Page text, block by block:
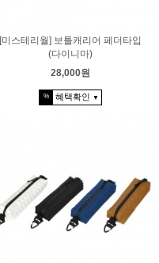
[미스테리월] 보틀캐리어 페더타입
(다이니마)
28,000원
% 혜택확인 ▼